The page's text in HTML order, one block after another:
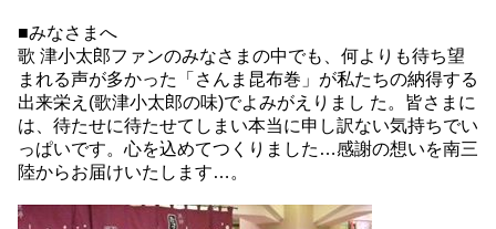
■みなさまへ
歌 津小太郎ファンのみなさまの中でも、何よりも待ち望
まれる声が多かった「さんま昆布巻」が私たちの納得する
出来栄え(歌津小太郎の味)でよみがえりまし た。皆さまに
は、待たせに待たせてしまい本当に申し訳ない気持ちでい
っぱいです。心を込めてつくりました…感謝の想いを南三
陸からお届けいたします…。